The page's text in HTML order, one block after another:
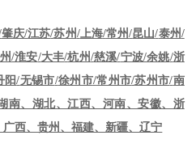
肇庆/江苏/苏州/上海/常州/昆山/泰州/
/淮安/大丰/杭州/慈溪/宁波/余姚/浙
阳/无锡市/徐州市/常州市/苏州市/南
南、湖北、江西、河南、安徽、浙
西、贵州、福建、新疆、辽宁